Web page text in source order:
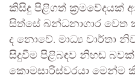
කිසිදු පිළිගත්
සිත්සේ බන්ධනාගාර වෙත
ද නොවේ. මාධ්‍ය වාර්තා
සිදුවීම පිළිබඳව නිහඬ
කොමසාරිස්වරයා මෙන්ම